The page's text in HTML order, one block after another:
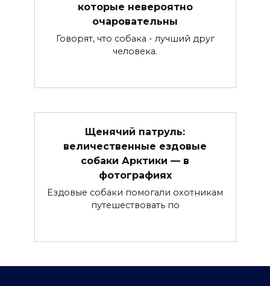
которые невероятно
очаровательны
Говорят, что собака - лучший друг
человека.
Щенячий патруль:
величественные ездовые
собаки Арктики — в
фотографиях
Ездовые собаки помогали охотникам
путешествовать по